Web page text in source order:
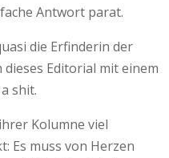
Antwort parat.
die Erfinderin der
dieses Editorial mit einem
shit.
Kolumne viel
Es muss von Herzen